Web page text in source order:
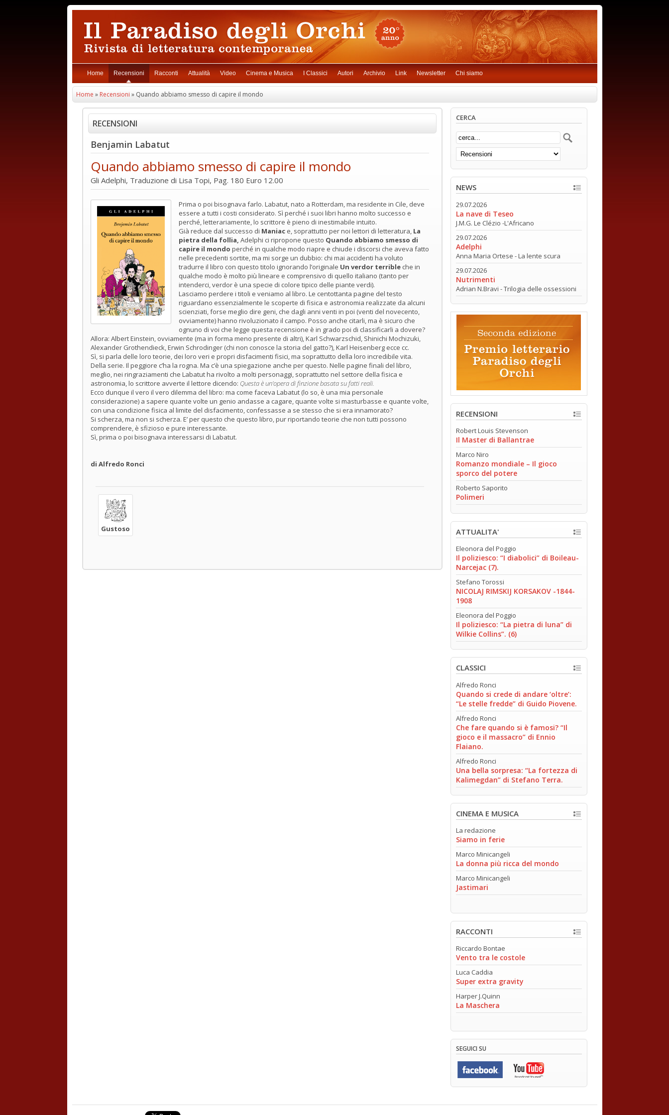
Home Recensioni Racconti Attualità Video Cinema e Musica I Classici Autori Archivio Link Newsletter Chi siamo
Home »Recensioni » Quando abbiamo smesso di capire il mondo
RECENSIONI
Benjamin Labatut
Quando abbiamo smesso di capire il mondo
Gli Adelphi, Traduzione di Lisa Topi, Pag. 180 Euro 12.00
Prima o poi bisognava farlo. Labatut, nato a Rotterdam, ma residente in Cile, deve
essere a tutti i costi considerato. Sì perché i suoi libri hanno molto successo e
perché, letterariamente, lo scrittore è pieno di inestimabile intuito.
Già reduce dal successo di Maniac e, soprattutto per noi lettori di letteratura, La
pietra della follia, Adelphi ci ripropone questo Quando abbiamo smesso di
capire il mondo perché in qualche modo riapre e chiude i discorsi che aveva fatto
nelle precedenti sortite, ma mi sorge un dubbio: chi mai accidenti ha voluto
tradurre il libro con questo titolo ignorando l’originale Un verdor terribleche in
qualche modo è molto più lineare e comprensivo di quello italiano (tanto per
intenderci, verdor è una specie di colore tipico delle piante verdi).
Lasciamo perdere i titoli e veniamo al libro. Le centottanta pagine del testo
riguardano essenzialmente le scoperte di fisica e astronomia realizzate da alcuni
scienziati, forse meglio dire geni, che dagli anni venti in poi (venti del novecento,
ovviamente) hanno rivoluzionato il campo. Posso anche citarli, ma è sicuro che
ognuno di voi che legge questa recensione è in grado poi di classificarli a dovere?
Allora: Albert Einstein, ovviamente (ma in forma meno presente di altri), Karl Schwarzschid, Shinichi Mochizuki,
Alexander Grothendieck, Erwin Schrodinger (chi non conosce la storia del gatto?), Karl Heisenberg ecce cc.
Sì, si parla delle loro teorie, dei loro veri e propri disfacimenti fisici, ma soprattutto della loro incredibile vita.
Della serie. Il peggiore c’ha la rogna. Ma c’è una spiegazione anche per questo. Nelle pagine finali del libro,
meglio, nei ringraziamenti che Labatut ha rivolto a molti personaggi, soprattutto nel settore della fisica e
astronomia, lo scrittore avverte il lettore dicendo: Questa è un’opera di finzione basata su fatti reali.
Ecco dunque il vero il vero dilemma del libro: ma come faceva Labatut (lo so, è una mia personale
considerazione) a sapere quante volte un genio andasse a cagare, quante volte si masturbasse e quante volte,
con una condizione fisica al limite del disfacimento, confessasse a se stesso che si era innamorato?
Si scherza, ma non si scherza. E’ per questo che questo libro, pur riportando teorie che non tutti possono
comprendere, è sfizioso e pure interessante.
Sì, prima o poi bisognava interessarsi di Labatut.
di Alfredo Ronci
Gustoso
CERCA
NEWS
29.07.2026
La nave di Teseo
J.M.G. Le Clézio -L'Africano
29.07.2026
Adelphi
Anna Maria Ortese - La lente scura
29.07.2026
Nutrimenti
Adrian N.Bravi - Trilogia delle ossessioni
RECENSIONI
Robert Louis Stevenson
Il Master di Ballantrae
Marco Niro
Romanzo mondiale – Il gioco
sporco del potere
Roberto Saporito
Polimeri
ATTUALITA'
Eleonora del Poggio
Il poliziesco: “I diabolici” di Boileau-
Narcejac (7).
Stefano Torossi
NICOLAJ RIMSKIJ KORSAKOV -1844-
1908
Eleonora del Poggio
Il poliziesco: “La pietra di luna” di
Wilkie Collins”. (6)
CLASSICI
Alfredo Ronci
Quando si crede di andare ‘oltre’:
“Le stelle fredde” di Guido Piovene.
Alfredo Ronci
Che fare quando si è famosi? “Il
gioco e il massacro” di Ennio
Flaiano.
Alfredo Ronci
Una bella sorpresa: “La fortezza di
Kalimegdan” di Stefano Terra.
CINEMA E MUSICA
La redazione
Siamo in ferie
Marco Minicangeli
La donna più ricca del mondo
Marco Minicangeli
Jastimari
RACCONTI
Riccardo Bontae
Vento tra le costole
Luca Caddia
Super extra gravity
Harper J.Quinn
La Maschera
SEGUICI SU